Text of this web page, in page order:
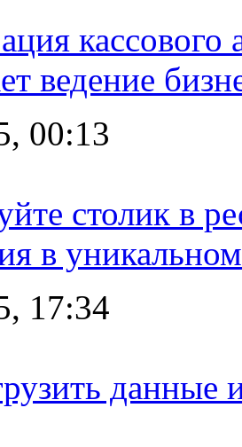
ведение
00:13
столик в
в
17:34
данные